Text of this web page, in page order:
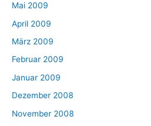
Mai 2009
April 2009
März 2009
Februar 2009
Januar 2009
Dezember 2008
November 2008